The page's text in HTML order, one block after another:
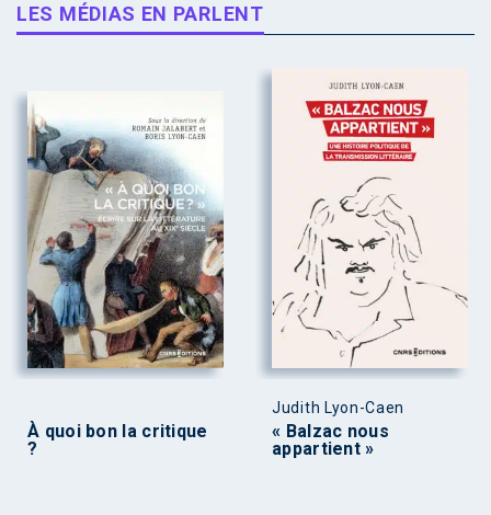
LES MÉDIAS EN PARLENT
À quoi bon la critique
?
Judith Lyon-Caen
« Balzac nous
appartient »